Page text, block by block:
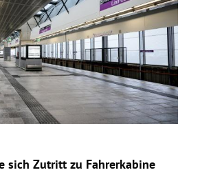
sich Zutritt zu Fahrerkabine